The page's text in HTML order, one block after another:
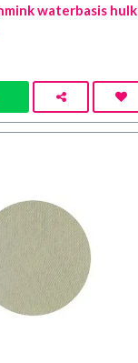
waterbasis hulk